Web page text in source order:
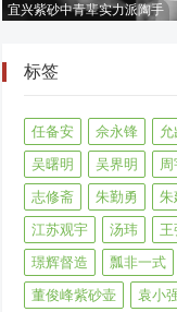
宜兴紫砂中青辈实力派陶手
标签
任备安 佘永锋 允
吴曙明
吴界明
志修斋
朱勤勇 朱
江苏观宇
汤玮 王
璟辉督造
瓢非一式
董俊峰紫砂壶
袁小